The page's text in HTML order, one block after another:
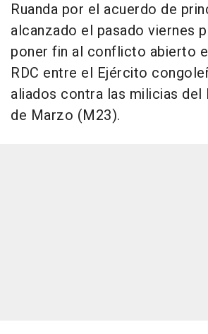
Ruanda por el acuerdo de
alcanzado el pasado viernes
poner fin al conflicto abierto
RDC entre el Ejército
aliados contra las milicias
de Marzo (M23).